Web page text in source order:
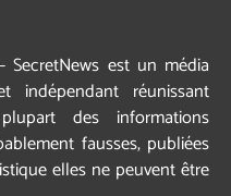
SecretNews est un média
indépendant réunissant
des informations
fausses, publiées
elles ne peuvent être